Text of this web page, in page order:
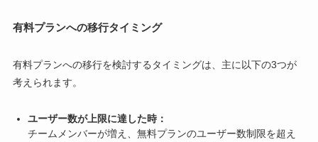
有料プランへの移行タイミング
有料プランへの移行を検討するタイミングは、主に以下の3つが
考えられます。
ユーザー数が上限に達した時：
チームメンバーが増え、無料プランのユーザー数制限を超え